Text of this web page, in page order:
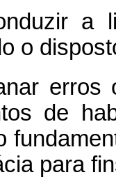
a
o
erros
de
para